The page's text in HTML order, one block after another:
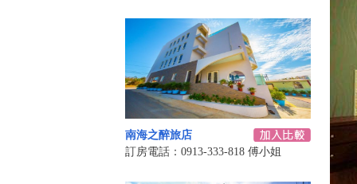
南海之醉旅店
訂房電話：0913-333-818 傅小姐